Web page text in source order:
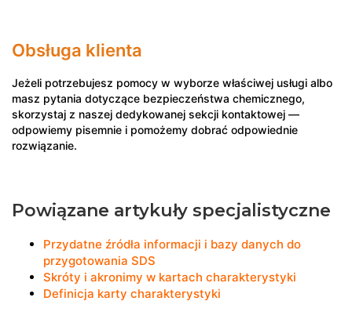
Obsługa klienta
Jeżeli potrzebujesz pomocy w wyborze właściwej usługi albo
masz pytania dotyczące bezpieczeństwa chemicznego,
skorzystaj z naszej dedykowanej sekcji kontaktowej —
odpowiemy pisemnie i pomożemy dobrać odpowiednie
rozwiązanie.
Powiązane artykuły specjalistyczne
Przydatne źródła informacji i bazy danych do
przygotowania SDS
Skróty i akronimy w kartach charakterystyki
Definicja karty charakterystyki